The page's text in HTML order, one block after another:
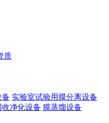
质
备 实验室试验用膜分离设备
净化设备 膜蒸馏设备